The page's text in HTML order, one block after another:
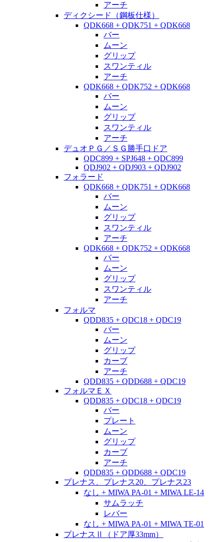
アーチ
ディクシード（鋼板仕様）
QDK668 + QDK751 + QDK668
バー
ムーン
グリップ
スワンティル
アーチ
QDK668 + QDK752 + QDK668
バー
ムーン
グリップ
スワンティル
アーチ
デュオＰＧ／ＳＧ勝手口ドア
QDC899 + SPJ648 + QDC899
QDJ902 + QDJ903 + QDJ902
フォラード
QDK668 + QDK751 + QDK668
バー
ムーン
グリップ
スワンティル
アーチ
QDK668 + QDK752 + QDK668
バー
ムーン
グリップ
スワンティル
アーチ
フォルマ
QDD835 + QDC18 + QDC19
バー
ムーン
グリップ
カーブ
アーチ
QDD835 + QDD688 + QDC19
フォルマＥＸ
QDD835 + QDC18 + QDC19
バー
プレート
ムーン
グリップ
カーブ
アーチ
QDD835 + QDD688 + QDC19
プレナス、プレナス20、プレナス23
なし + MIWA PA-01 + MIWA LE-14
サムラッチ
レバー
なし + MIWA PA-01 + MIWA TE-01
プレナスⅡ（ドア厚33mm）